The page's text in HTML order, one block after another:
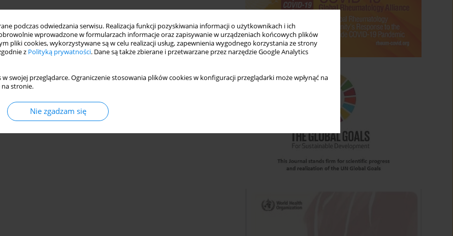
podczas odwiedzania serwisu. Realizacja funkcji pozyskiwania informacji o użytkownikach i ich
wprowadzone w formularzach informacje oraz zapisywanie w urządzeniach końcowych plików
pliki cookies, wykorzystywane są w celu realizacji usług, zapewnienia wygodnego korzystania ze strony
z Polityką prywatności. Dane są także zbierane i przetwarzane przez narzędzie Google Analytics
swojej przeglądarce. Ograniczenie stosowania plików cookies w konfiguracji przeglądarki może wpłynąć na
stronie.
Nie zgadzam się